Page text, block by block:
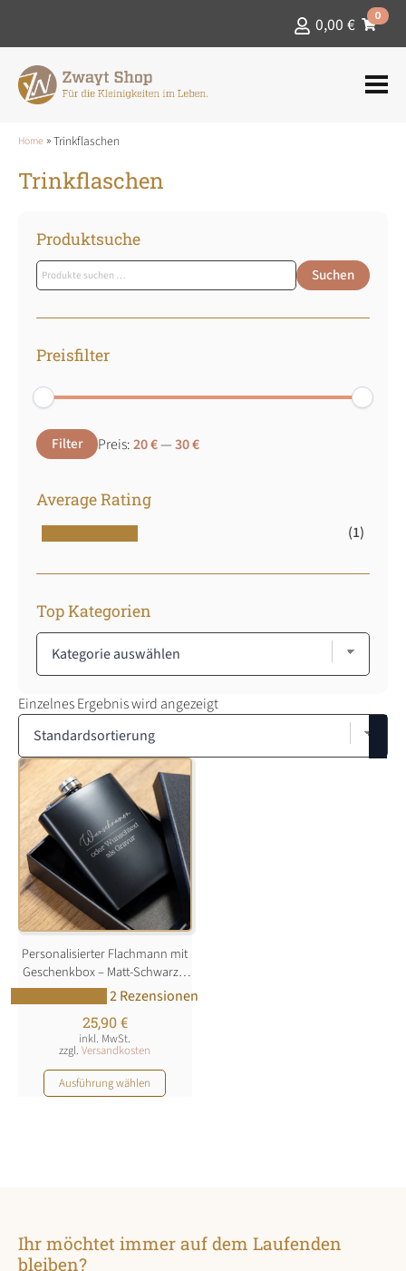
0,00 € 0
Home »Trinkflaschen
Trinkflaschen
Produktsuche
Suchen
nach: Suchen
Preisfilter
Min.
Preis
Max.
PreisFilter Preis:20 €—30 €
Average Rating
(1)
Top Kategorien
Einzelnes Ergebnis wird angezeigt
Personalisierter Flachmann mit
Geschenkbox – Matt-Schwarz –
240ml2 Rezensionen
25,90€
inkl. MwSt.
zzgl.Versandkosten
Ausführung wählen
Dieses
Produkt
können
auf
Ihr möchtet immer auf dem Laufenden
bleiben?